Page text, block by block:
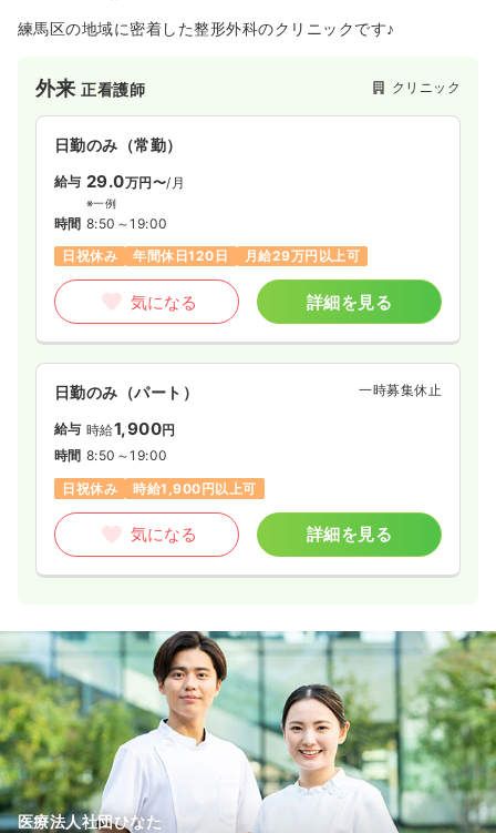
練馬区の地域に密着した整形外科のクリニックです♪
外来正看護師 クリニック
日勤のみ（常勤）
給与 29.0万円〜/月
※一例
時間 8:50～19:00
日祝休み
年間休日120日 月給29万円以上可
気になる 詳細を見る
日勤のみ（パート） 一時募集休止
給与 時給1,900円
時間 8:50～19:00
日祝休み
時給1,900円以上可
気になる 詳細を見る
医療法人社団ひなた